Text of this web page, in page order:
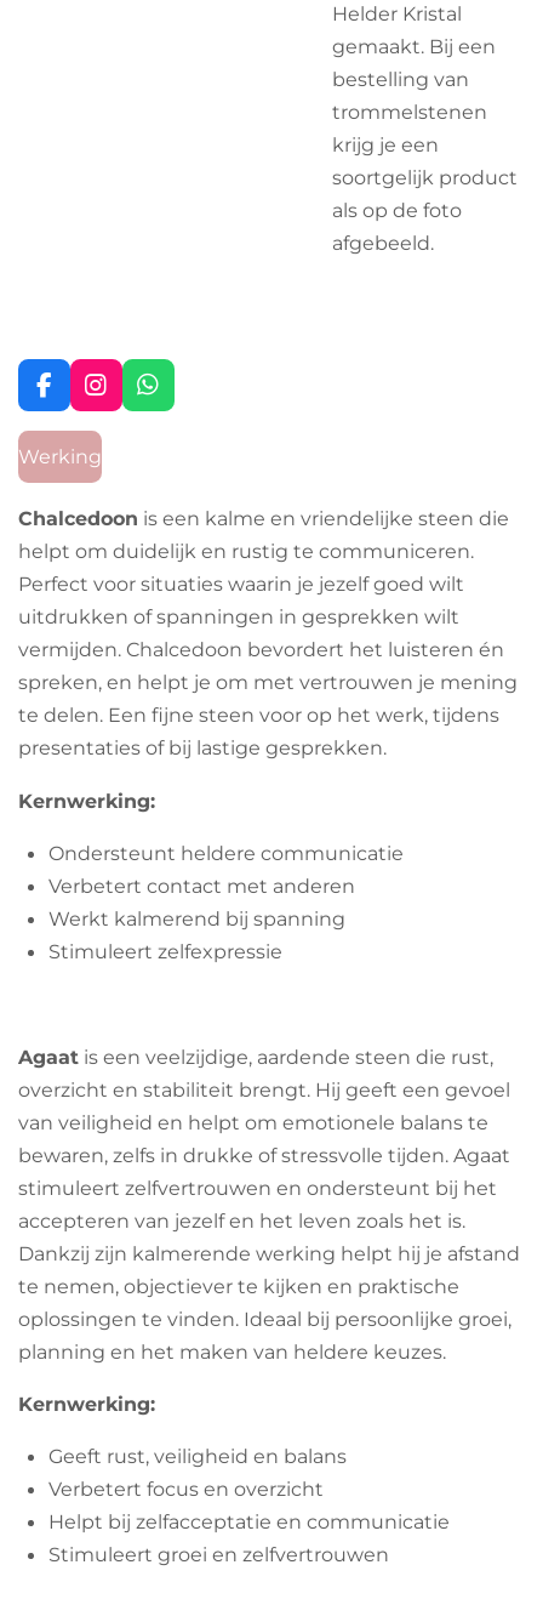
Helder Kristal
gemaakt. Bij een
bestelling van
trommelstenen
krijg je een
soortgelijk product
als op de foto
afgebeeld.
F
a
e
b
o
o
k
I
n
s
t
a
g
r
a
m
W
h
A
p
p
Werking
Chalcedoon is een kalme en vriendelijke steen die
helpt om duidelijk en rustig te communiceren.
Perfect voor situaties waarin je jezelf goed wilt
uitdrukken of spanningen in gesprekken wilt
vermijden. Chalcedoon bevordert het luisteren én
spreken, en helpt je om met vertrouwen je mening
te delen. Een fijne steen voor op het werk, tijdens
presentaties of bij lastige gesprekken.
Kernwerking:
Ondersteunt heldere communicatie
Verbetert contact met anderen
Werkt kalmerend bij spanning
Stimuleert zelfexpressie
Agaat is een veelzijdige, aardende steen die rust,
overzicht en stabiliteit brengt. Hij geeft een gevoel
van veiligheid en helpt om emotionele balans te
bewaren, zelfs in drukke of stressvolle tijden. Agaat
stimuleert zelfvertrouwen en ondersteunt bij het
accepteren van jezelf en het leven zoals het is.
Dankzij zijn kalmerende werking helpt hij je afstand
te nemen, objectiever te kijken en praktische
oplossingen te vinden. Ideaal bij persoonlijke groei,
planning en het maken van heldere keuzes.
Kernwerking:
Geeft rust, veiligheid en balans
Verbetert focus en overzicht
Helpt bij zelfacceptatie en communicatie
Stimuleert groei en zelfvertrouwen